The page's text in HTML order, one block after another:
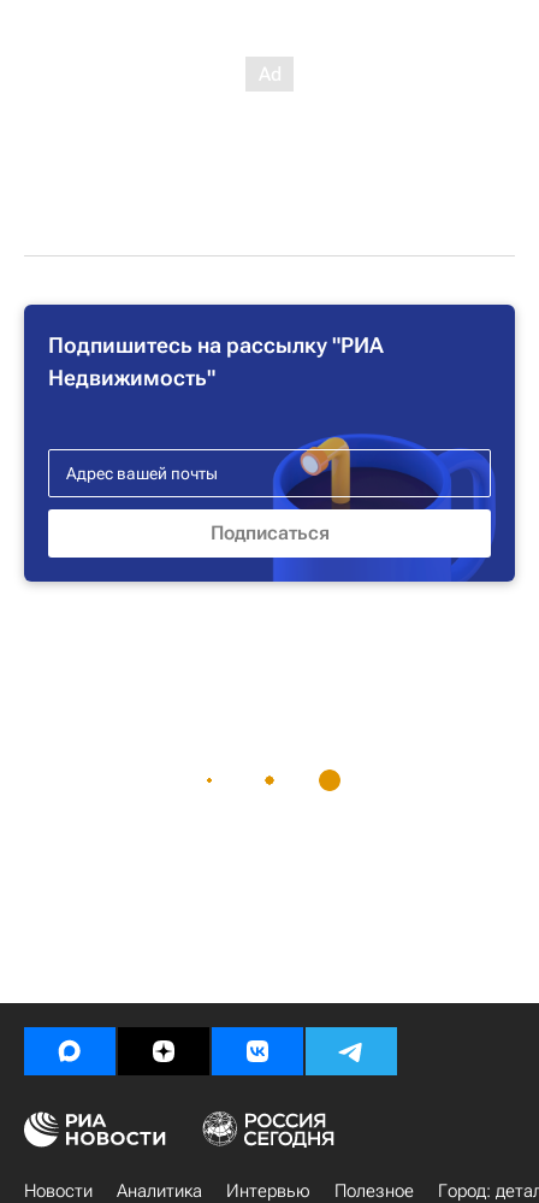
Подпишитесь на рассылку "РИА
Недвижимость"
Новости Аналитика Интервью Полезное
Город: